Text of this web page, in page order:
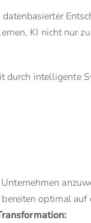
KI nicht nur
durch intelligente
optimal auf